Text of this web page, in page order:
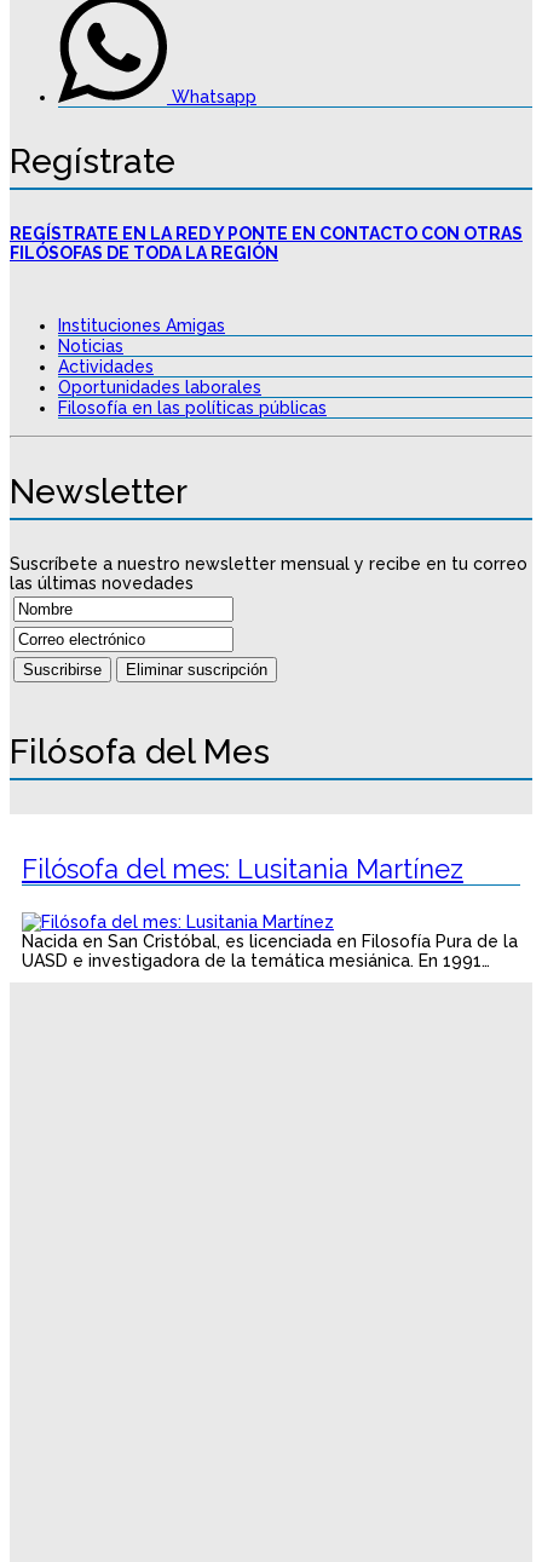
Whatsapp
Regístrate
REGÍSTRATE EN LA RED Y PONTE EN CONTACTO CON OTRAS
FILÓSOFAS DE TODA LA REGIÓN
Instituciones Amigas
Noticias
Actividades
Oportunidades laborales
Filosofía en las políticas públicas
Newsletter
Suscríbete a nuestro newsletter mensual y recibe en tu correo
las últimas novedades
Filósofa del Mes
Filósofa del mes: Lusitania Martínez
Nacida en San Cristóbal, es licenciada en Filosofía Pura de la
UASD e investigadora de la temática mesiánica. En 1991…